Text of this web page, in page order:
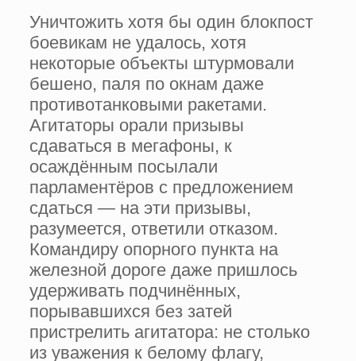
Уничтожить хотя бы один блокпост
боевикам не удалось, хотя
некоторые объекты штурмовали
бешено, паля по окнам даже
противотанковыми ракетами.
Агитаторы орали призывы
сдаваться в мегафоны, к
осаждённым посылали
парламентёров с предложением
сдаться — на эти призывы,
разумеется, ответили отказом.
Командиру опорного пункта на
железной дороге даже пришлось
удерживать подчинённых,
порывавшихся без затей
пристрелить агитатора: не столько
из уважения к белому флагу,